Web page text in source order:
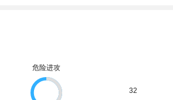
危险进攻
32